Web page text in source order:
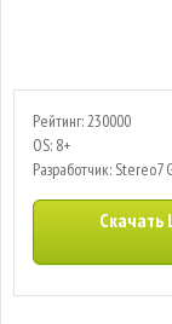
Рейтинг: 230000
OS: 8+
Разработчик:
Скачать